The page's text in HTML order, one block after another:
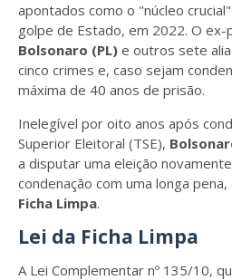
apontados como o "núcleo
golpe de Estado, em 2022. O
Bolsonaro (PL) e outros sete
cinco crimes e, caso sejam
máxima de 40 anos de prisão.
Inelegível por oito anos após
Superior Eleitoral (TSE),
a disputar uma eleição
condenação com uma longa
Ficha Limpa.
Lei da Ficha Limpa
A Lei Complementar nº 135/10,